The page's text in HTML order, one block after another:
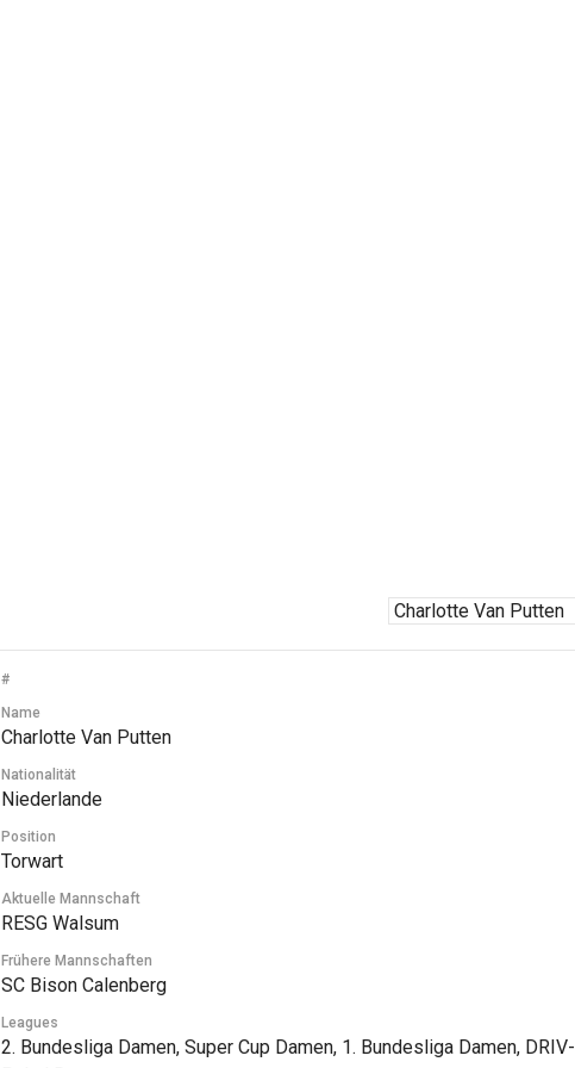
#
Name
Charlotte Van Putten
Nationalität
Niederlande
Position
Torwart
Aktuelle Mannschaft
RESG Walsum
Frühere Mannschaften
SC Bison Calenberg
Leagues
2. Bundesliga Damen, Super Cup Damen, 1. Bundesliga Damen, DRIV-